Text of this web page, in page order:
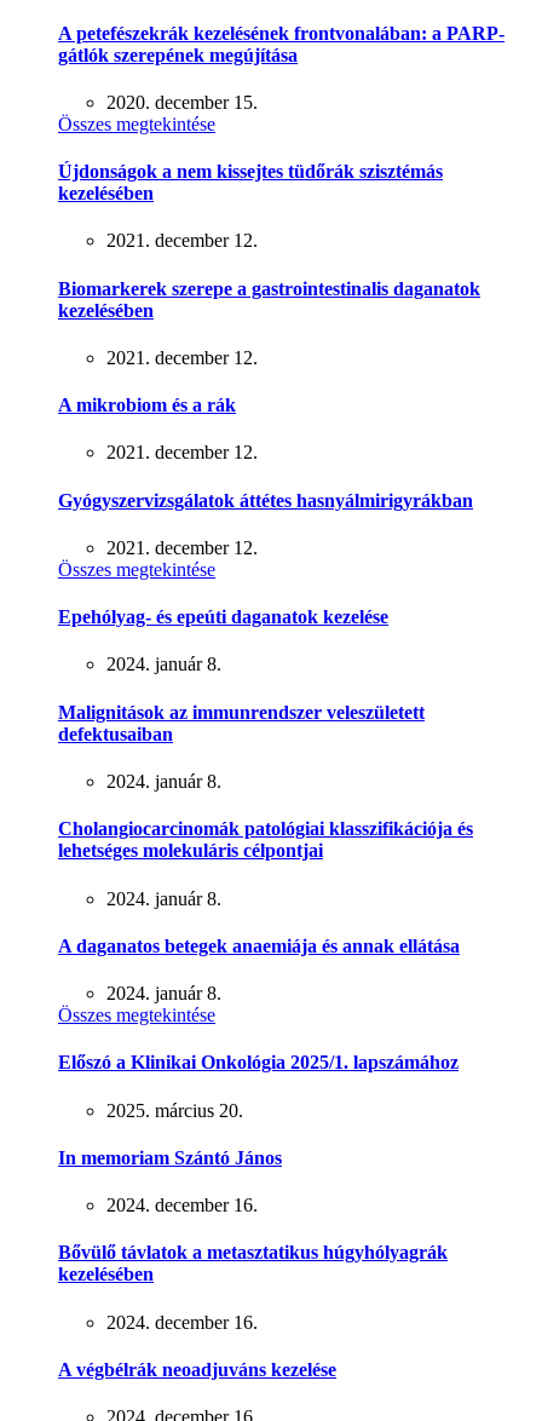
A petefészekrák kezelésének frontvonalában: a PARP-
gátlók szerepének megújítása
2020. december 15.
Összes megtekintése
Újdonságok a nem kissejtes tüdőrák szisztémás
kezelésében
2021. december 12.
Biomarkerek szerepe a gastrointestinalis daganatok
kezelésében
2021. december 12.
A mikrobiom és a rák
2021. december 12.
Gyógyszervizsgálatok áttétes hasnyálmirigyrákban
2021. december 12.
Összes megtekintése
Epehólyag- és epeúti daganatok kezelése
2024. január 8.
Malignitások az immunrendszer veleszületett
defektusaiban
2024. január 8.
Cholangiocarcinomák patológiai klasszifikációja és
lehetséges molekuláris célpontjai
2024. január 8.
A daganatos betegek anaemiája és annak ellátása
2024. január 8.
Összes megtekintése
Előszó a Klinikai Onkológia 2025/1. lapszámához
2025. március 20.
In memoriam Szántó János
2024. december 16.
Bővülő távlatok a metasztatikus húgyhólyagrák
kezelésében
2024. december 16.
A végbélrák neoadjuváns kezelése